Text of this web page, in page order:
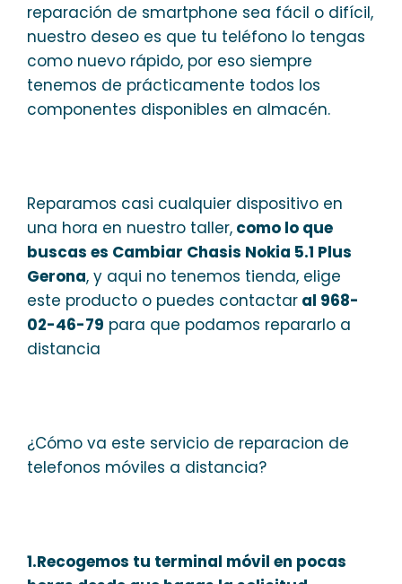
reparación de smartphone sea fácil o difícil,
nuestro deseo es que tu teléfono lo tengas
como nuevo rápido, por eso siempre
tenemos de prácticamente todos los
componentes disponibles en almacén.
Reparamos casi cualquier dispositivo en
una hora en nuestro taller, como lo que
buscas es Cambiar Chasis Nokia 5.1 Plus
Gerona, y aqui no tenemos tienda, elige
este producto o puedes contactar al 968-
02-46-79 para que podamos repararlo a
distancia
¿Cómo va este servicio de reparacion de
telefonos móviles a distancia?
1.Recogemos tu terminal móvil en pocas